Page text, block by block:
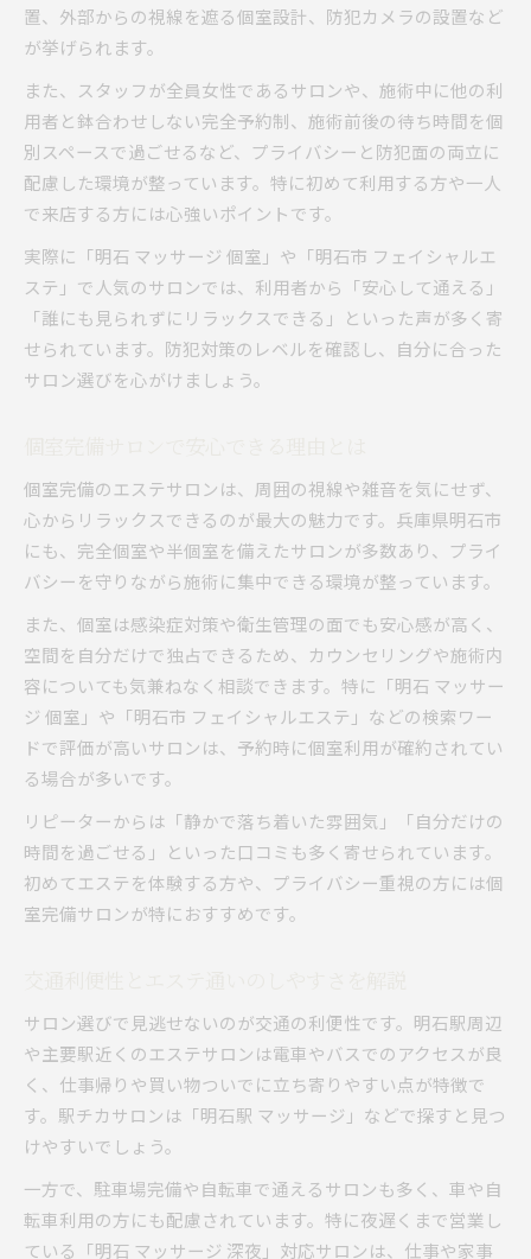
置、外部からの視線を遮る個室設計、防犯カメラの設置など
が挙げられます。
また、スタッフが全員女性であるサロンや、施術中に他の利
用者と鉢合わせしない完全予約制、施術前後の待ち時間を個
別スペースで過ごせるなど、プライバシーと防犯面の両立に
配慮した環境が整っています。特に初めて利用する方や一人
で来店する方には心強いポイントです。
実際に「明石 マッサージ 個室」や「明石市 フェイシャルエ
ステ」で人気のサロンでは、利用者から「安心して通える」
「誰にも見られずにリラックスできる」といった声が多く寄
せられています。防犯対策のレベルを確認し、自分に合った
サロン選びを心がけましょう。
個室完備のエステサロンは、周囲の視線や雑音を気にせず、
心からリラックスできるのが最大の魅力です。兵庫県明石市
にも、完全個室や半個室を備えたサロンが多数あり、プライ
バシーを守りながら施術に集中できる環境が整っています。
また、個室は感染症対策や衛生管理の面でも安心感が高く、
空間を自分だけで独占できるため、カウンセリングや施術内
容についても気兼ねなく相談できます。特に「明石 マッサー
ジ 個室」や「明石市 フェイシャルエステ」などの検索ワー
ドで評価が高いサロンは、予約時に個室利用が確約されてい
る場合が多いです。
リピーターからは「静かで落ち着いた雰囲気」「自分だけの
時間を過ごせる」といった口コミも多く寄せられています。
初めてエステを体験する方や、プライバシー重視の方には個
室完備サロンが特におすすめです。
サロン選びで見逃せないのが交通の利便性です。明石駅周辺
や主要駅近くのエステサロンは電車やバスでのアクセスが良
く、仕事帰りや買い物ついでに立ち寄りやすい点が特徴で
す。駅チカサロンは「明石駅 マッサージ」などで探すと見つ
けやすいでしょう。
一方で、駐車場完備や自転車で通えるサロンも多く、車や自
転車利用の方にも配慮されています。特に夜遅くまで営業し
ている「明石 マッサージ 深夜」対応サロンは、仕事や家事